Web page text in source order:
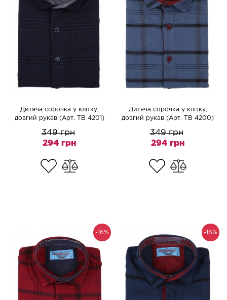
Дитяча сорочка у клітку,
довгий рукав (Арт. TB 4201)
349 грн
294 грн
Дитяча сорочка у клітку,
довгий рукав (Арт. TB 4200)
349 грн
294 грн
-16% -16%